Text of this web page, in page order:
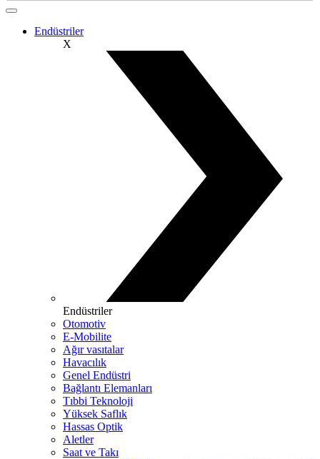
Endüstriler
X
Endüstriler
Otomotiv
E-Mobilite
Ağır vasıtalar
Havacılık
Genel Endüstri
Bağlantı Elemanları
Tıbbi Teknoloji
Yüksek Saflık
Hassas Optik
Aletler
Saat ve Takı